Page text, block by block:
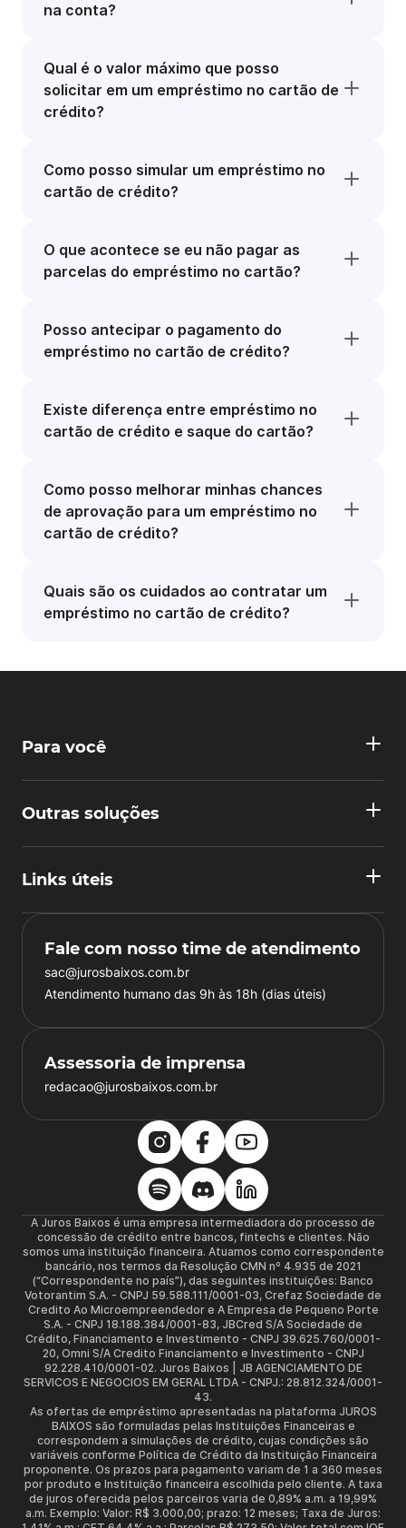
na conta?
Qual é o valor máximo que posso
solicitar em um empréstimo no cartão de
crédito?
Como posso simular um empréstimo no
cartão de crédito?
O que acontece se eu não pagar as
parcelas do empréstimo no cartão?
Posso antecipar o pagamento do
empréstimo no cartão de crédito?
Existe diferença entre empréstimo no
cartão de crédito e saque do cartão?
Como posso melhorar minhas chances
de aprovação para um empréstimo no
cartão de crédito?
Quais são os cuidados ao contratar um
empréstimo no cartão de crédito?
Para você
Outras soluções
Links úteis
Fale com nosso time de atendimento
sac@jurosbaixos.com.br
Atendimento humano das 9h às 18h (dias úteis)
Assessoria de imprensa
redacao@jurosbaixos.com.br
A Juros Baixos é uma empresa intermediadora do processo de
concessão de crédito entre bancos, fintechs e clientes. Não
somos uma instituição financeira. Atuamos como correspondente
bancário, nos termos da Resolução CMN nº 4.935 de 2021
(“Correspondente no país”), das seguintes instituições: Banco
Votorantim S.A. - CNPJ 59.588.111/0001-03, Crefaz Sociedade de
Credito Ao Microempreendedor e A Empresa de Pequeno Porte
S.A. - CNPJ 18.188.384/0001-83, JBCred S/A Sociedade de
Crédito, Financiamento e Investimento - CNPJ 39.625.760/0001-
20, Omni S/A Credito Financiamento e Investimento - CNPJ
92.228.410/0001-02. Juros Baixos | JB AGENCIAMENTO DE
SERVICOS E NEGOCIOS EM GERAL LTDA - CNPJ.: 28.812.324/0001-
43.
As ofertas de empréstimo apresentadas na plataforma JUROS
BAIXOS são formuladas pelas Instituições Financeiras e
correspondem a simulações de crédito, cujas condições são
variáveis conforme Política de Crédito da Instituição Financeira
proponente. Os prazos para pagamento variam de 1 a 360 meses
por produto e Instituição financeira escolhida pelo cliente. A taxa
de juros oferecida pelos parceiros varia de 0,89% a.m. a 19,99%
a.m. Exemplo: Valor: R$ 3.000,00; prazo: 12 meses; Taxa de Juros: